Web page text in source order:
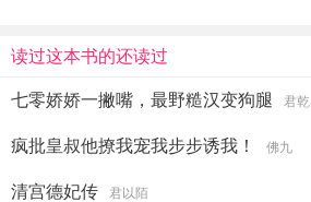
读过这本书的还读过
七零娇娇一撇嘴，最野糙汉变狗腿 君乾
疯批皇叔他撩我宠我步步诱我！ 佛九
清宫德妃传 君以陌